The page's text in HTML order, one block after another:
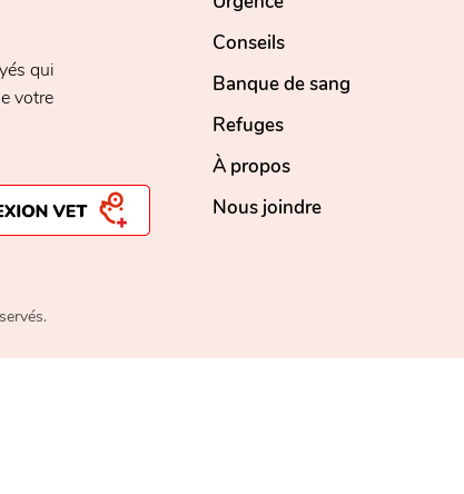
qui
votre
Conseils
Banque de sang
Refuges
À propos
Nous joindre